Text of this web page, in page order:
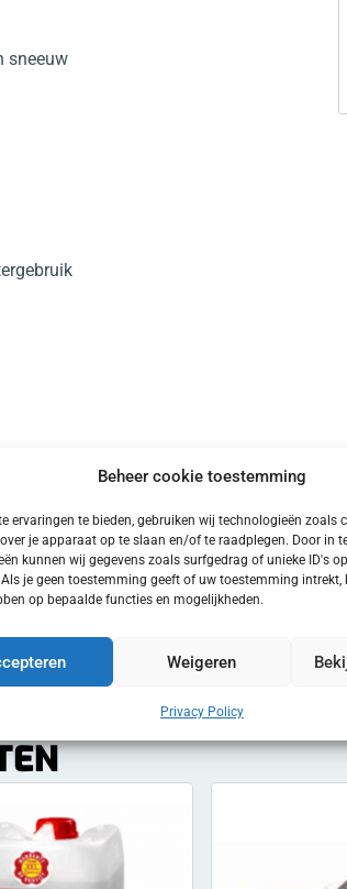
Beheer cookie toestemming
ervaringen te bieden, gebruiken wij technologieën zoals
je apparaat op te slaan en/of te raadplegen. Door in
kunnen wij gegevens zoals surfgedrag of unieke ID's
Als je geen toestemming geeft of uw toestemming intrekt,
op bepaalde functies en mogelijkheden.
Weigeren
Privacy Policy
sneeuw